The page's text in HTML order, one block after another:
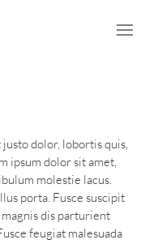
dolor, lobortis quis,
ipsum dolor sit amet,
molestie lacus.
porta. Fusce suscipit
dis parturient
feugiat malesuada